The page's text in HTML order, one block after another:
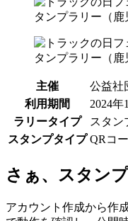
主催
公益社
利用期間
2024年
ラリータイプ
スタン
スタンプタイプ QRコ
さぁ、スタン
アカウント作成から作